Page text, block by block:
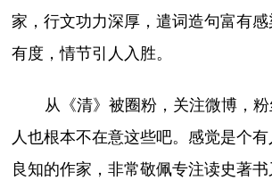
家，行文功力深厚，遣词造句富有
有度，情节引人入胜。
从《清》被圈粉，关注微博，
人也根本不在意这些吧。感觉是个
良知的作家，非常敬佩专注读史著